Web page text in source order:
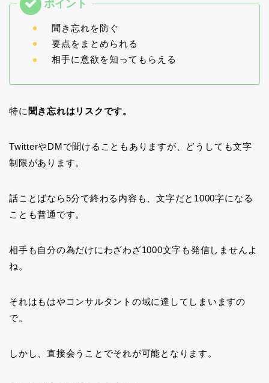
聞き忘れを防ぐ
要点をまとめられる
相手に意欲を知ってもらえる
特に 聞き忘れはリスクです。
TwitterやDMで聞けることもありますが、どうしても文字
制限があります。
話ことばなら5分で終わる内容も、文字だと1000字になる
ことも普通です。
相手も自分の為だけにわざわざ1000文字も発信しませんよ
ね。
それはもはやコンサルタントの域に達してしまいますの
で。
しかし、直接会うことでそれが可能となります。